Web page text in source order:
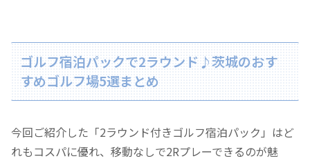
ゴルフ宿泊パックで2ラウンド♪茨城のおす
すめゴルフ場5選まとめ
今回ご紹介した「2ラウンド付きゴルフ宿泊パック」はど
れもコスパに優れ、移動なしで2Rプレーできるのが魅